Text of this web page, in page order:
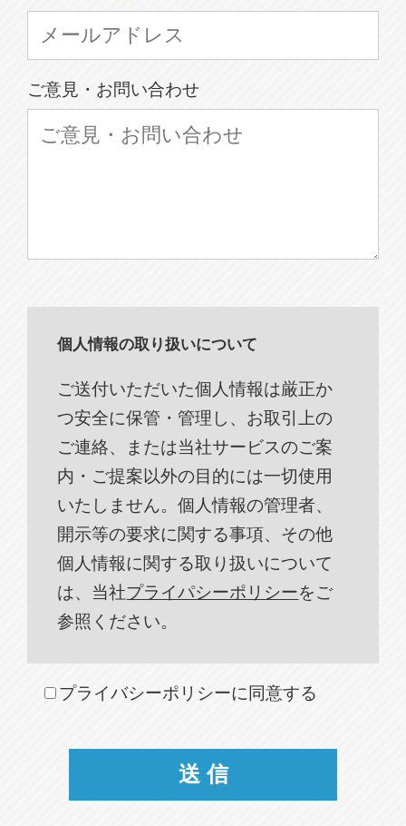
ご意見・お問い合わせ
個人情報の取り扱いについて
ご送付いただいた個人情報は厳正か
つ安全に保管・管理し、お取引上の
ご連絡、または当社サービスのご案
内・ご提案以外の目的には一切使用
いたしません。個人情報の管理者、
開示等の要求に関する事項、その他
個人情報に関する取り扱いについて
は、当社プライパシーポリシーをご
参照ください。
プライバシーポリシーに同意する